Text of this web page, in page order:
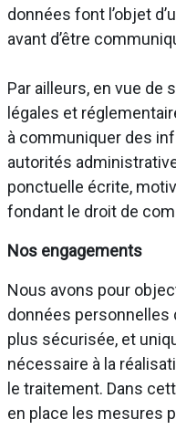
données font l’objet
avant d’être
Par ailleurs, en vue de
légales et
à communiquer des
autorités
ponctuelle écrite,
fondant le droit de
Nos engagements
Nous avons pour
données personnelles
plus sécurisée, et
nécessaire à la
le traitement. Dans
en place les mesures